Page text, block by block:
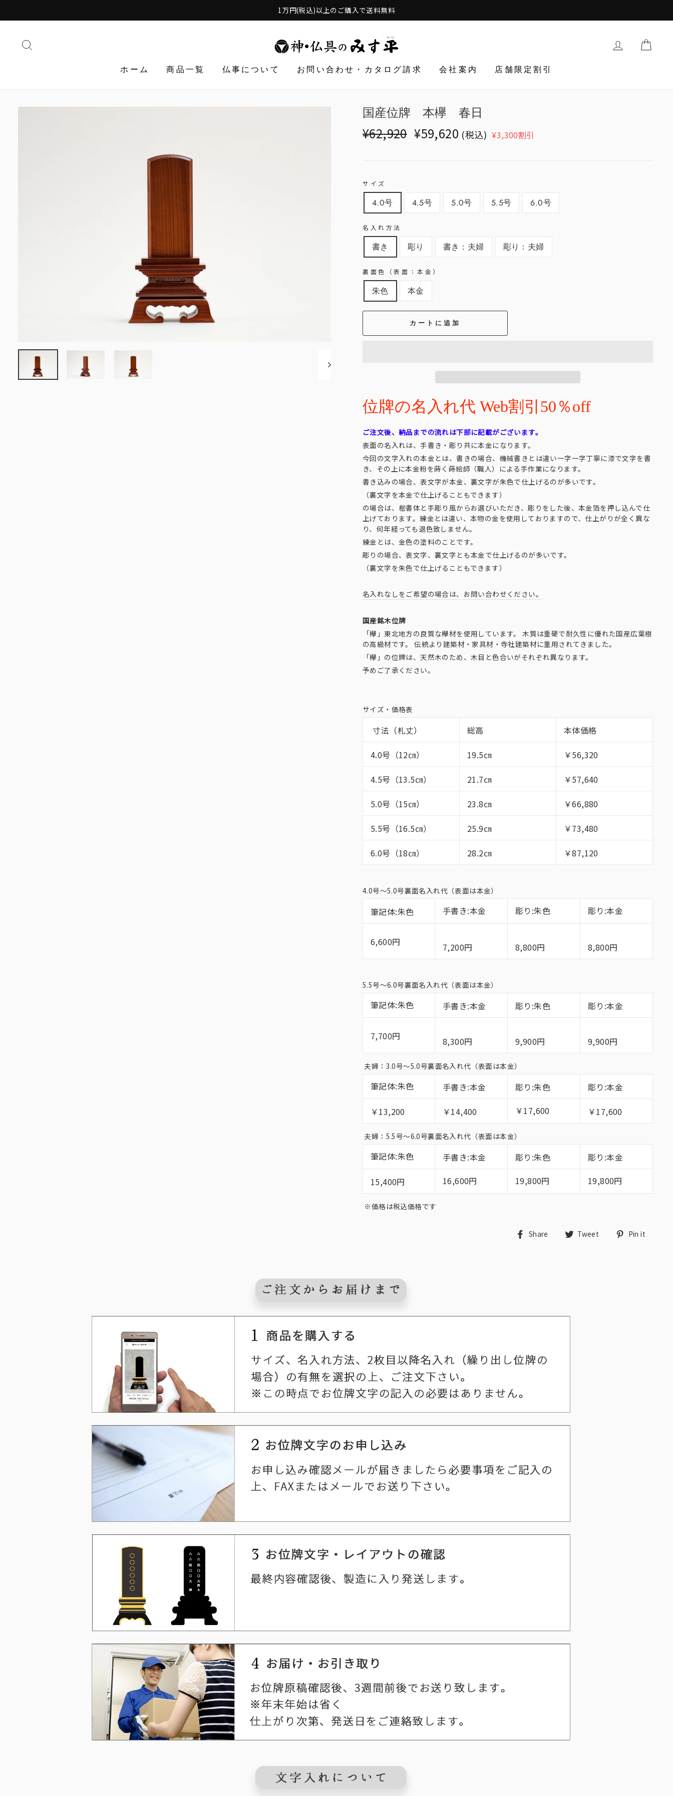
missing:
1万円(税込)以上のご購入で送料無料
購入履歴・
ホーム 商品一覧 仏事について お問い合わせ・カタログ請求 会社案内 店舗限定割引
国産位牌 本欅 春日
Translation
missing:
¥62,920
Translation
missing:
¥59,620 (税込) ¥3,300割引
サイズ
4.0号 4.5号 5.0号 5.5号 6.0号
名入れ方法
書き 彫り 書き：夫婦 彫り：夫婦
裏面色（表面：本金）
朱色 本金
カートに追加
位牌の名入れ代 Web割引50％off
ご注文後、納品までの流れは下部に記載がございます。
表面の名入れは、手書き・彫り共に本金になります。
今回の文字入れの本金とは、書きの場合、機械書きとは違い一字一字丁寧に漆で文字を書
き、その上に本金粉を蒔く蒔絵師（職人）による手作業になります。
書き込みの場合、表文字が本金、裏文字が朱色で仕上げるのが多いです。
（裏文字を本金で仕上げることもできます）
の場合は、楷書体と手彫り風からお選びいただき、彫りをした後、本金箔を押し込んで仕
上げております。練金とは違い、本物の金を使用しておりますので、仕上がりが全く異な
り、何年経っても退色致しません。
練金とは、金色の塗料のことです。
彫りの場合、表文字、裏文字とも本金で仕上げるのが多いです。
（裏文字を朱色で仕上げることもできます）
名入れなしをご希望の場合は、お問い合わせください。
国産銘木位牌
「欅」東北地方の良質な欅材を使用しています。 木質は重硬で耐久性に優れた国産広葉樹
の高級材です。 伝統より建築材・家具材・寺社建築材に重用されてきました。
「欅」の位牌は、天然木のため、木目と色合いがそれぞれ異なります。
予めご了承ください。
サイズ・価格表
寸法（札丈） 総高 本体価格
4.0号（12㎝） 19.5㎝ ￥56,320
4.5号（13.5㎝） 21.7㎝ ￥57,640
5.0号（15㎝） 23.8㎝ ￥66,880
5.5号（16.5㎝） 25.9㎝ ￥73,480
6.0号（18㎝） 28.2㎝ ￥87,120
4.0号〜5.0号裏面名入れ代（表面は本金）
筆記体:朱色 手書き:本金 彫り:朱色 彫り:本金
6,600円 7,200円 8,800円 8,800円
5.5号〜6.0号裏面名入れ代（表面は本金）
筆記体:朱色 手書き:本金 彫り:朱色 彫り:本金
7,700円 8,300円 9,900円 9,900円
夫婦：3.0号〜5.0号裏面名入れ代（表面は本金）
筆記体:朱色 手書き:本金 彫り:朱色 彫り:本金
￥13,200 ￥14,400 ￥17,600 ￥17,600
夫婦：5.5号〜6.0号裏面名入れ代（表面は本金）
筆記体:朱色 手書き:本金 彫り:朱色 彫り:本金
15,400円 16,600円 19,800円 19,800円
※価格は税込価格です
Share
Share Tweet
TweetPin it